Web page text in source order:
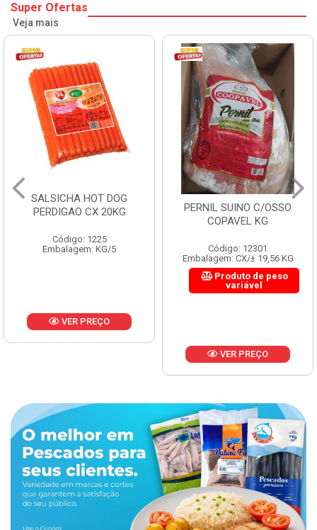
Super Ofertas
Veja mais
SALSICHA HOT DOG
PERDIGAO CX 20KG
Código: 1225
Embalagem: KG/5
VER PREÇO
PERNIL SUINO C/OSSO
COPAVEL KG
Código: 12301
Embalagem: CX/± 19,56 KG
Produto de peso
variável
VER PREÇO